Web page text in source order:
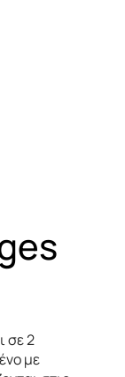
σε 2
με